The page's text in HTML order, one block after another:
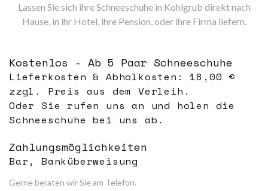
Lassen Sie sich ihre Schneeschuhe in Kohlgrub direkt nach
Hause, in ihr Hotel, ihre Pension, oder ihre Firma liefern.
Kostenlos - Ab 5 Paar Schneeschuhe
Lieferkosten & Abholkosten: 18,00 €
zzgl. Preis aus dem Verleih.
Oder Sie rufen uns an und holen die
Schneeschuhe bei uns ab.
Zahlungsmöglichkeiten
Bar, Banküberweisung
Gerne beraten wir Sie am Telefon.